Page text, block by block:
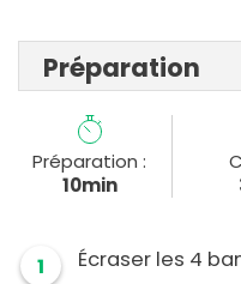
Préparation
Préparation :
10min
1 Écraser les 4